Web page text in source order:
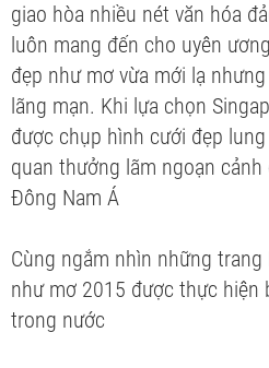
giao hòa nhiều nét văn hóa
luôn mang đến cho uyên
đẹp như mơ vừa mới lạ
lãng mạn. Khi lựa chọn
được chụp hình cưới đẹp
quan thưởng lãm ngoạn
Đông Nam Á
Cùng ngắm nhìn những
như mơ 2015 được thực
trong nước